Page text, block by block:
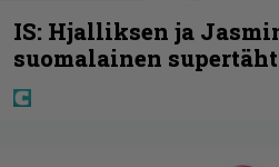
IS: Hjalliksen ja
suomalainen